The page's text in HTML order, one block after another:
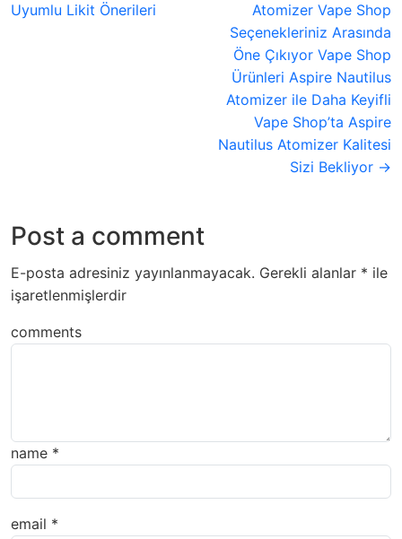
Uyumlu Likit Önerileri
Atomizer Vape Shop
Seçenekleriniz Arasında
Öne Çıkıyor Vape Shop
Ürünleri Aspire Nautilus
Atomizer ile Daha Keyifli
Vape Shop’ta Aspire
Nautilus Atomizer Kalitesi
Sizi Bekliyor →
Post a comment
E-posta adresiniz yayınlanmayacak. Gerekli alanlar * ile
işaretlenmişlerdir
comments
name *
email *